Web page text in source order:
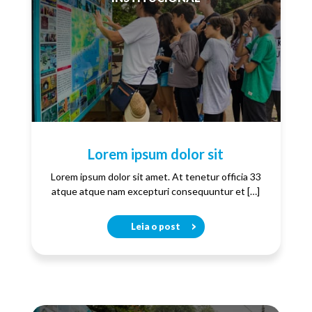
Lorem ipsum dolor sit
Lorem ipsum dolor sit amet. At tenetur officia 33
atque atque nam excepturi consequuntur et […]
Leia o post